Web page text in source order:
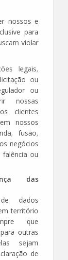
nossos e
para
violar
legais,
ou
ou
nossas
clientes
nossos
fusão,
negócios
ou
das
dados
território
que
outras
sejam
de